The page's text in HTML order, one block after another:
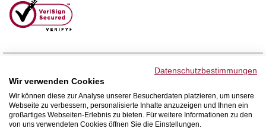
WIR VERSENDEN MIT
Datenschutzbestimmungen
Wir verwenden Cookies
Wir können diese zur Analyse unserer Besucherdaten platzieren, um unsere
Webseite zu verbessern, personalisierte Inhalte anzuzeigen und Ihnen ein
großartiges Webseiten-Erlebnis zu bieten. Für weitere Informationen zu den
von uns verwendeten Cookies öffnen Sie die Einstellungen.